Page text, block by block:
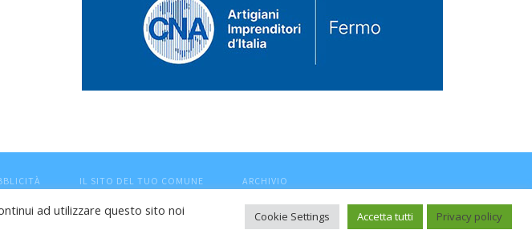
IL SITO DEL TUO COMUNE ARCHIVIO
- Testata giornalistica, aut. Trib.Fermo n.04/2010 del 05/08/2010
ad utilizzare questo sito noi
Cookie Settings Accetta tutti Privacy policy